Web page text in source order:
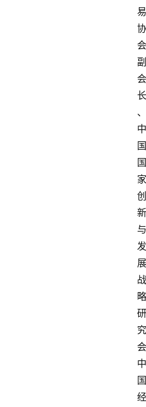
易
协
会
副
会
长
、
中
国
国
家
创
新
与
发
展
战
略
研
究
会
中
国
经